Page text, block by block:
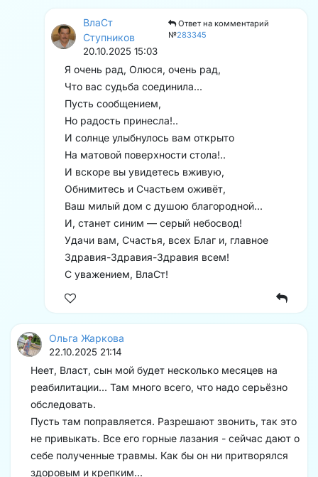
ВлаСт
Ступников
Ответ на комментарий
№283345
20.10.2025 15:03
Я очень рад, Олюся, очень рад,
Что вас судьба соединила...
Пусть сообщением,
Но радость принесла!..
И солнце улыбнулось вам открыто
На матовой поверхности стола!..
И вскоре вы увидетесь вживую,
Обнимитесь и Счастьем оживёт,
Ваш милый дом с душою благородной...
И, станет синим — серый небосвод!
Удачи вам, Счастья, всех Благ и, главное
Здравия-Здравия-Здравия всем!
С уважением, ВлаСт!
Ольга Жаркова
22.10.2025 21:14
Неет, Власт, сын мой будет несколько месяцев на
реабилитации... Там много всего, что надо серьёзно
обследовать.
Пусть там поправляется. Разрешают звонить, так это
не привыкать. Все его горные лазания - сейчас дают о
себе полученные травмы. Как бы он ни притворялся
здоровым и крепким...